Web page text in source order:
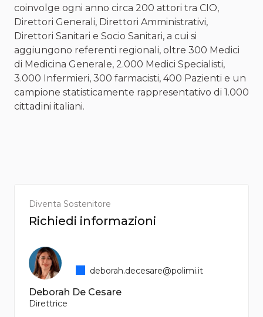
coinvolge ogni anno circa 200 attori tra CIO,
Direttori Generali, Direttori Amministrativi,
Direttori Sanitari e Socio Sanitari, a cui si
aggiungono referenti regionali, oltre 300 Medici
di Medicina Generale, 2.000 Medici Specialisti,
3.000 Infermieri, 300 farmacisti, 400 Pazienti e un
campione statisticamente rappresentativo di 1.000
cittadini italiani.
Diventa Sostenitore
Richiedi informazioni
Deborah De Cesare
Direttrice
deborah.decesare@polimi.it